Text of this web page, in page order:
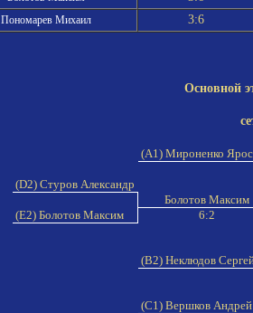
Пономарев Михаил 3:6
Основной
(A1) Мироненко
(D2) Стуров Александр
Болотов Максим
(E2) Болотов Максим
6:2
(B2) Неклюдов
(C1) Вершков